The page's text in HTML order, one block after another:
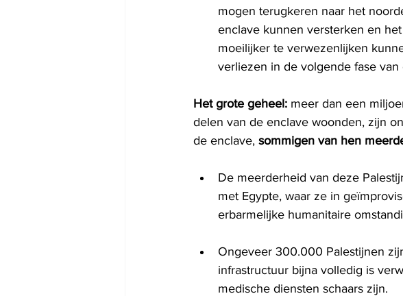
mogen terugkeren naar het
enclave kunnen versterken en
moeilijker te verwezenlijken
verliezen in de volgende fase
Het grote geheel: meer dan een
delen van de enclave woonden, zijn
de enclave, sommigen van hen
De meerderheid van deze
met Egypte, waar ze in
erbarmelijke humanitaire
Ongeveer 300.000 Palestijnen
infrastructuur bijna volledig is
medische diensten schaars zijn.